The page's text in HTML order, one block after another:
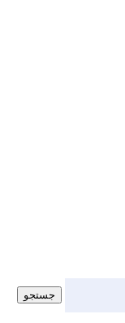
جستجو